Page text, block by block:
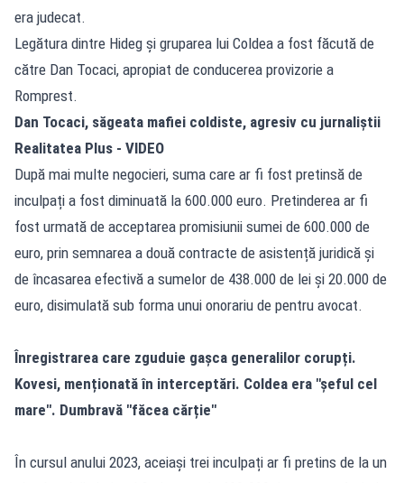
era judecat.
Legătura dintre Hideg și gruparea lui Coldea a fost făcută de
către Dan Tocaci, apropiat de conducerea provizorie a
Romprest.
Dan Tocaci, săgeata mafiei coldiste, agresiv cu jurnaliștii
Realitatea Plus - VIDEO
După mai multe negocieri, suma care ar fi fost pretinsă de
inculpați a fost diminuată la 600.000 euro. Pretinderea ar fi
fost urmată de acceptarea promisiunii sumei de 600.000 de
euro, prin semnarea a două contracte de asistență juridică și
de încasarea efectivă a sumelor de 438.000 de lei și 20.000 de
euro, disimulată sub forma unui onorariu de pentru avocat.
Înregistrarea care zguduie gașca generalilor corupți.
Kovesi, menționată în interceptări. Coldea era "șeful cel
mare". Dumbravă "făcea cărție"
În cursul anului 2023, aceiași trei inculpați ar fi pretins de la un